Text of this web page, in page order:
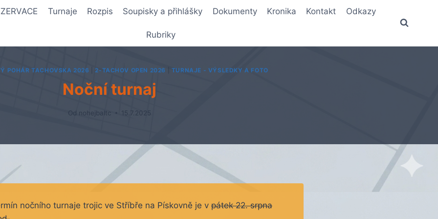
Turnaje Rozpis Soupisky a přihlášky Dokumenty Kronika Kontakt Odkazy
Rubriky
POHÁR TACHOVSKA 2026 |2-TACHOV OPEN 2026 TURNAJE - VÝSLEDKY A FOTO
Noční turnaj
Od nohejbaltc 15.7.2025
nočního turnaje trojic ve Stříbře na Pískovně je v pátek 22. srpna